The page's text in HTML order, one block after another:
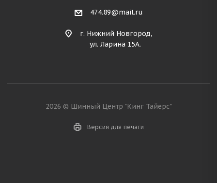
474.89@mail.ru
г. Нижний Новгород,
ул. Ларина 15А.
2026 © Шинный Центр "Кинг Тайерс"
Версия для печати